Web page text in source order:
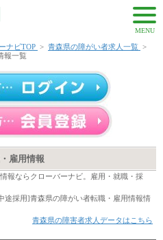
MENU
ナビTOP > 青森県の障がい者求人一覧 >
報一覧
雇用情報
報ならクローバーナビ。雇用・就職・採
途採用]青森県の障がい者転職・雇用情報情
青森県の障害者求人データはこちら